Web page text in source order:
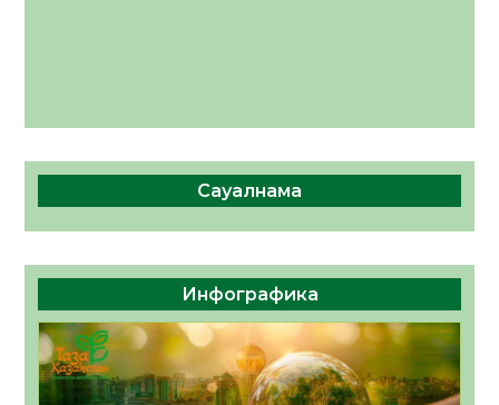
Сауалнама
Инфографика